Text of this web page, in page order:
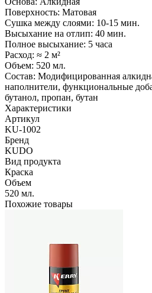
Поверхность: Матовая
Сушка между слоями: 10-15 мин.
Высыхание на отлип: 40 мин.
Полное высыхание: 5 часа
Расход: ≈ 2 м²
Объем: 520 мл.
Состав: Модифицированная
наполнители, функциональные
бутанол, пропан, бутан
Характеристики
Артикул
KU-1002
Бренд
KUDO
Вид продукта
Краска
Объем
520 мл.
Похожие товары